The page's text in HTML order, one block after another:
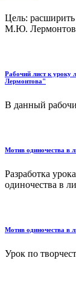
Цель: расширить
М.Ю.
Рабочий лист к уроку
Лермонтова"
В данный
Мотив одиночества в
Разработка
одиночества в
Мотив одиночества в
Урок по